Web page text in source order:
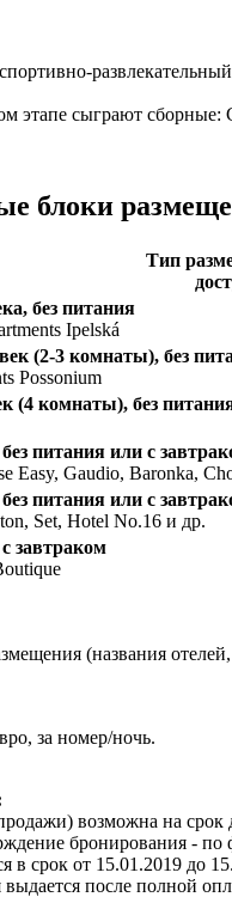
этапе сыграют
блоки
Тип
без питания
Ipelská
(2-3 комнаты), без
Possonium
(4 комнаты), без
питания или с
Easy, Gaudio, Baronka,
питания или с
Set, Hotel No.16 и др.
завтраком
(названия
за номер/ночь.
возможна на срок
бронирования - по
в срок от 15.01.2019 до
после полной